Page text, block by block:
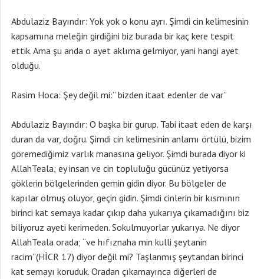
Abdulaziz Bayındır: Yok yok o konu ayrı. Şimdi cin kelimesinin
kapsamına meleğin girdiğini biz burada bir kaç kere tespit
ettik. Ama şu anda o ayet aklıma gelmiyor, yani hangi ayet
olduğu.
Rasim Hoca: Şey değil mi:” bizden itaat edenler de var”
Abdulaziz Bayındır: O başka bir gurup. Tabi itaat eden de karşı
duran da var, doğru. Şimdi cin kelimesinin anlamı örtülü, bizim
göremediğimiz varlık manasına geliyor. Şimdi burada diyor ki
AllahTeala; ey insan ve cin topluluğu gücünüz yetiyorsa
göklerin bölgelerinden gemin gidin diyor. Bu bölgeler de
kapılar olmuş oluyor, geçin gidin. Şimdi cinlerin bir kısmının
birinci kat semaya kadar çıkıp daha yukarıya çıkamadığını biz
biliyoruz ayeti kerimeden. Sokulmuyorlar yukarıya. Ne diyor
AllahTeala orada; “ve hıfıznaha min kulli şeytanin
racim”(HİCR 17) diyor değil mi? Taşlanmış şeytandan birinci
kat semayı koruduk. Oradan çıkamayınca diğerleri de